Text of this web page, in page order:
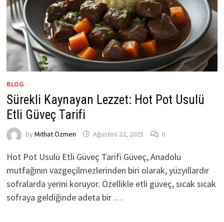
BLOG
Sürekli Kaynayan Lezzet: Hot Pot Usulü
Etli Güveç Tarifi
by Mithat Özmen Ağustos 22, 2025 0
Hot Pot Usulü Etli Güveç Tarifi Güveç, Anadolu
mutfağının vazgeçilmezlerinden biri olarak, yüzyıllardır
sofralarda yerini koruyor. Özellikle etli güveç, sıcak sıcak
sofraya geldiğinde adeta bir …